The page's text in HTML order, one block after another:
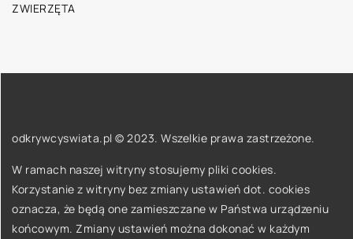
ZWIERZĘTA
odkrywcyswiata.pl © 2023. Wszelkie prawa zastrzeżone.
W ramach naszej witryny stosujemy pliki cookies.
Korzystanie z witryny bez zmiany ustawień dot. cookies
oznacza, że będą one zamieszczane w Państwa urządzeniu
końcowym. Zmiany ustawień można dokonać w każdym